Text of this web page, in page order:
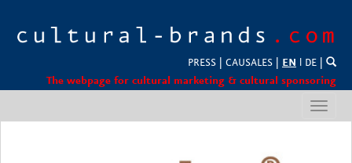
PRESS CAUSALES EN DE
The webpage for cultural marketing & cultural sponsoring